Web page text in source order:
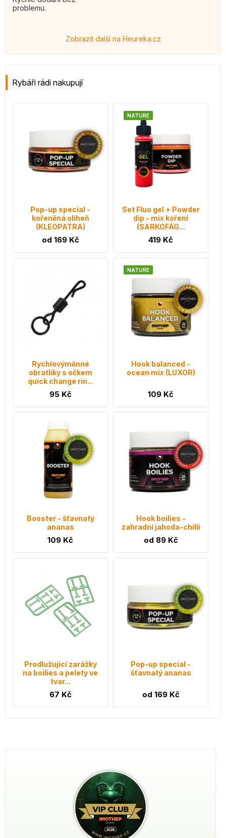
problemu.
Zobrazit další na Heureka.cz
Rybáři rádi nakupují
Pop-up special -
kořeněná oliheň
(KLEOPATRA)
od 169 Kč
NATURE
Set Fluo gel + Powder
dip - mix koření
(SARKOFÁG...
419 Kč
Rychlovýměnné
obratlíky s očkem
quick change rin...
95 Kč
NATURE
Hook balanced -
ocean mix (LUXOR)
109 Kč
Booster - šťavnatý
ananas
109 Kč
Hook boilies -
zahradní jahoda-chilli
od 89 Kč
Prodlužující zarážky
na boilies a pelety ve
tvar...
67 Kč
Pop-up special -
šťavnatý ananas
od 169 Kč